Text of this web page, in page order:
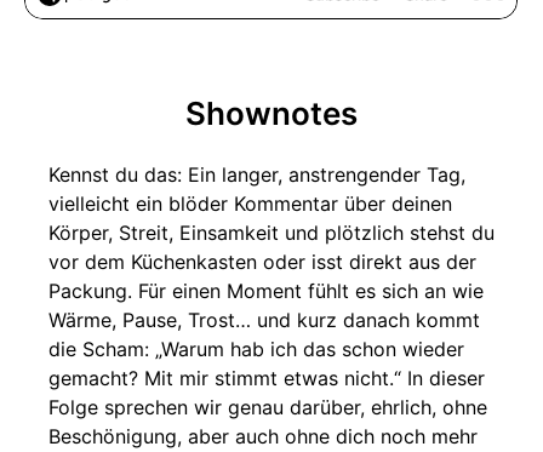
Shownotes
Kennst du das: Ein langer, anstrengender Tag,
vielleicht ein blöder Kommentar über deinen
Körper, Streit, Einsamkeit und plötzlich stehst du
vor dem Küchenkasten oder isst direkt aus der
Packung. Für einen Moment fühlt es sich an wie
Wärme, Pause, Trost… und kurz danach kommt
die Scham: „Warum hab ich das schon wieder
gemacht? Mit mir stimmt etwas nicht.“ In dieser
Folge sprechen wir genau darüber, ehrlich, ohne
Beschönigung, aber auch ohne dich noch mehr